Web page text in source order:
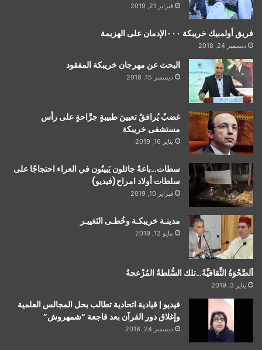
فبراير 21, 2019
فريق أولمبيك خريبكة ٠٠٠الإدمان على الهزيمة
ديسمبر 24, 2018
البحث عن مهرجان خريبكة المفقود
ديسمبر 15, 2018
غضبٌ يُرافقُ تعيينَ طبيبةٍ جرَّاحةٍ على رأس
مستشفى خريبكة
يناير 16, 2019
سطات…باعةٌ جائلون يَبيتُون في العراء احتجاجًا على
سلطات أولاد امراح(فيديو)
فبراير 10, 2019
مدينـة خريبكـة وخُطـى التَغييـر
مايو 12, 2019
اَلصَّحْوَةُ الثَّقافيَّةُ…تلك السُّلطةُ المُزْعجةُ
يناير 3, 2019
فيديو | قيادية اتحادية تطالب بحل المجالس العلمية
وإغلاق دور القرآن بعد فاجعة “شمهروش”
ديسمبر 24, 2018